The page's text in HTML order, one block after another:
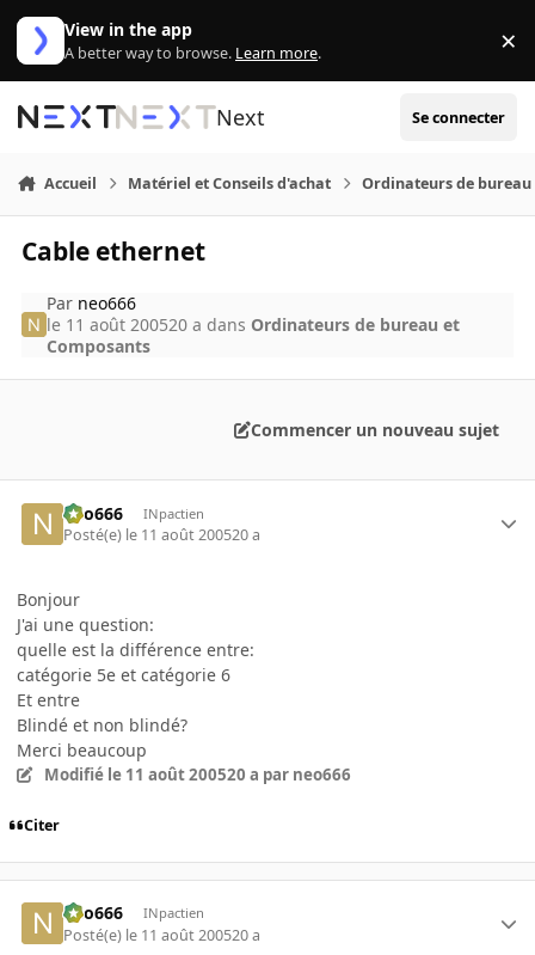
Aller au contenu
View in the app
A better way to browse. Learn more. ×
Next Se connecter
Accueil Matériel et Conseils d'achat Ordinateurs de bureau
Cable ethernet
Par neo666
le 11 août 200520 a dans Ordinateurs de bureau et
Composants
Commencer un nouveau sujet
neo666 INpactien
Posté(e) le 11 août 200520 a
Bonjour
J'ai une question:
quelle est la différence entre:
catégorie 5e et catégorie 6
Et entre
Blindé et non blindé?
Merci beaucoup
Modifié le 11 août 200520 a par neo666
Citer
neo666 INpactien
Posté(e) le 11 août 200520 a